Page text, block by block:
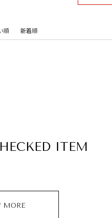
順 新着順
ITEM
MORE